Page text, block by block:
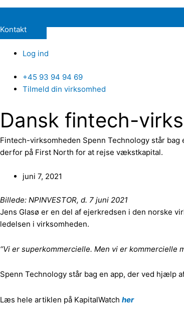
Kontakt
Log ind
+45 93 94 94 69
Tilmeld din virksomhed
Dansk fintech-
Fintech-virksomheden Spenn Technology står
derfor på First North for at rejse vækstkapital.
juni 7, 2021
Billede: NPINVESTOR, d. 7 juni 2021
Jens Glasø er en del af ejerkredsen i den norske
ledelsen i virksomheden.
“Vi er superkommercielle. Men vi er kommercielle
Spenn Technology står bag en app, der ved hjælp
Læs hele artiklen på KapitalWatch her